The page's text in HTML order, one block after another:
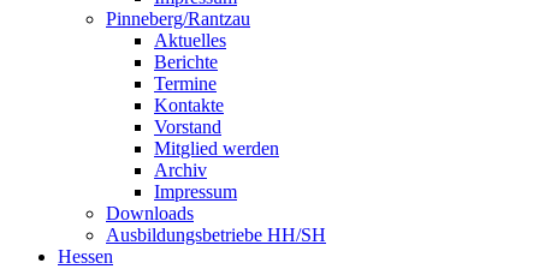
Pinneberg/Rantzau
Aktuelles
Berichte
Termine
Kontakte
Vorstand
Mitglied werden
Archiv
Impressum
Downloads
Ausbildungsbetriebe HH/SH
Hessen